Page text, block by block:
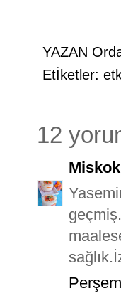
YAZAN
Etİketler:
12